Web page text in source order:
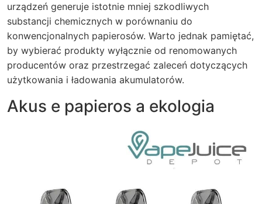
urządzeń generuje istotnie mniej szkodliwych
substancji chemicznych w porównaniu do
konwencjonalnych papierosów. Warto jednak pamiętać,
by wybierać produkty wyłącznie od renomowanych
producentów oraz przestrzegać zaleceń dotyczących
użytkowania i ładowania akumulatorów.
Akus e papieros a ekologia